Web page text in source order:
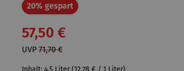
20% gespartRabatt
57,50 €
UVP71,70 €
Inhalt: 4.5 Liter (12,78 € / 1 Liter)